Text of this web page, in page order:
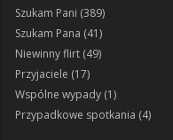
Szukam Pani (389)
Szukam Pana (41)
Niewinny flirt (49)
Przyjaciele (17)
Wspólne wypady (1)
Przypadkowe spotkania (4)